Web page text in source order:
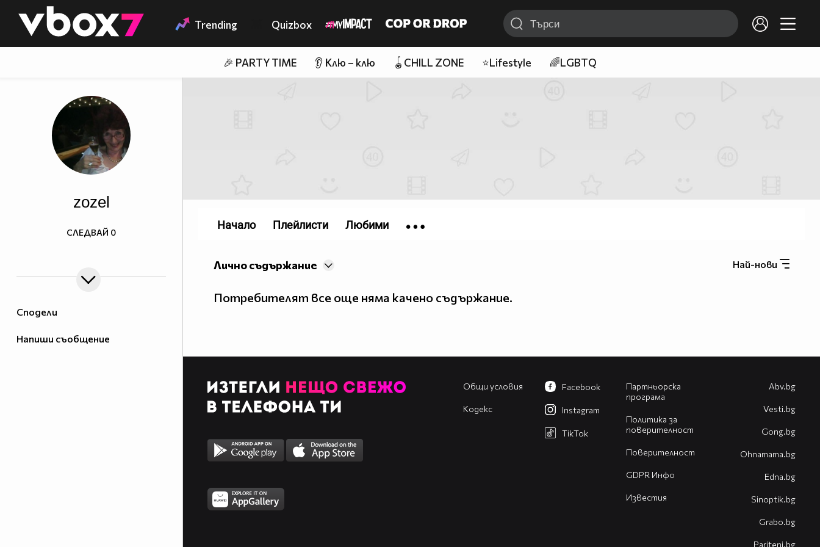
👾 Trending Quizbox
🎉 PARTY TIME 👂 Клю – клю 🪀CHILL ZONE ⭐Lifestyle 🌈LGBTQ
Сподели
Напиши съобщение
zozel
СЛЕДВАЙ 0
Най-нови
Лично съдържание
Потребителят все още няма качено съдържание.
Начало Плейлисти Любими
Общи условия
Кодекс
Партньорска
програма
Политика за
поверителност
Поверителност
GDPR Инфо
Известия
Facebook
Instagram
TikTok
Abv.bg
Vesti.bg
Gong.bg
Оhnamama.bg
Edna.bg
Sinoptik.bg
Grabo.bg
Pariteni.bg